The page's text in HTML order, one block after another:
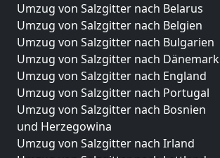
Umzug von Salzgitter nach Belarus
Umzug von Salzgitter nach Belgien
Umzug von Salzgitter nach Bulgarien
Umzug von Salzgitter nach Dänemark
Umzug von Salzgitter nach England
Umzug von Salzgitter nach Portugal
Umzug von Salzgitter nach Bosnien
und Herzegowina
Umzug von Salzgitter nach Irland